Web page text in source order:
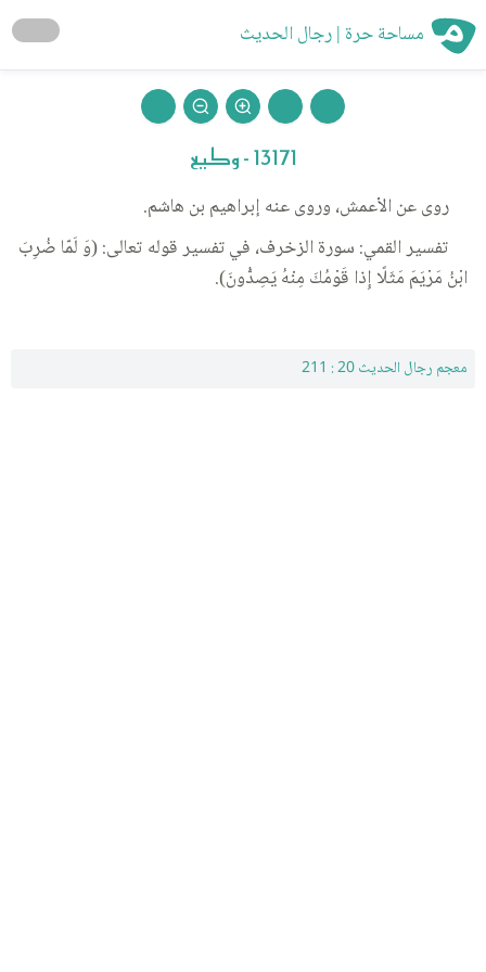
مساحة حرة | رجال الحديث
13171 - وكيع
روى عن الأعمش، وروى عنه إبراهيم بن هاشم.
تفسير القمي: سورة الزخرف، في تفسير قوله تعالى: (وَ لَمّا ضُرِبَ
ابْنُ مَرْيَمَ مَثَلًا إِذا قَوْمُكَ مِنْهُ يَصِدُّونَ).
معجم رجال الحديث 20 : 211